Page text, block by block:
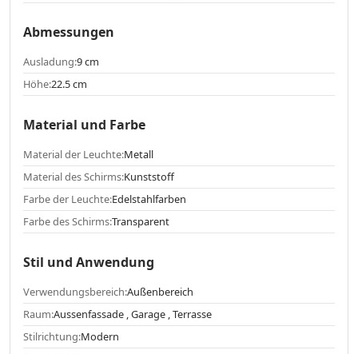
Abmessungen
Ausladung:9 cm
Höhe:22.5 cm
Material und Farbe
Material der Leuchte:Metall
Material des Schirms:Kunststoff
Farbe der Leuchte:Edelstahlfarben
Farbe des Schirms:Transparent
Stil und Anwendung
Verwendungsbereich:Außenbereich
Raum:Aussenfassade , Garage , Terrasse
Stilrichtung:Modern